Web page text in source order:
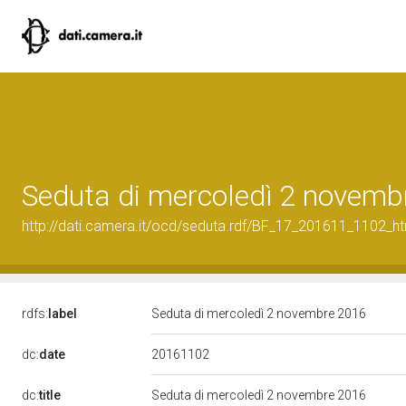
Seduta di mercoledì 2
http://dati.camera.it/ocd/seduta.rdf/
rdfs: label Seduta di mercoledì 2 novembre 2016
dc:date 20161102
dc:title Seduta di mercoledì 2 novembre 2016